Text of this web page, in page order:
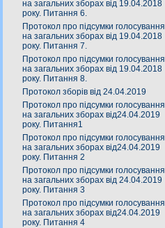
на загальних зборах від 19.04.2018
року. Питання 6.
Протокол про підсумки голосування
на загальних зборах від 19.04.2018
року. Питання 7.
Протокол про підсумки голосування
на загальних зборах від 19.04.2018
року. Питання 8.
Протокол зборів від 24.04.2019
Протокол про підсумки голосування
на загальних зборах від24.04.2019
року. Питання1
Протокол про підсумки голосування
на загальних зборах від24.04.2019
року. Питання 2
Протокол про підсумки голосування
на загальних зборах від 24.04.2019
року. Питання 3
Протокол про підсумки голосування
на загальних зборах від24.04.2019
року. Питання 4